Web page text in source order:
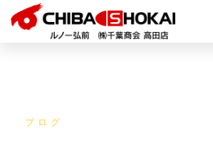
ブログ